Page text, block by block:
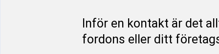
Inför en kontakt är det
fordons eller ditt